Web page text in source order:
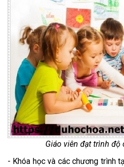
Giáo viên đạt trình độ
- Khóa học và các chương trình